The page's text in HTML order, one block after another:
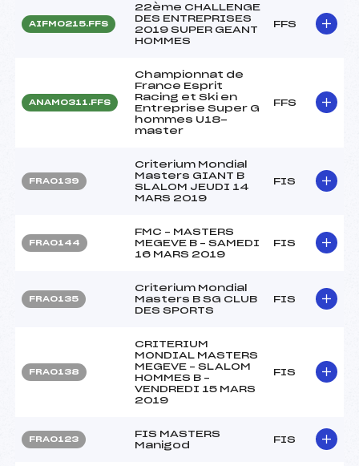
AIFM0215.FFS
22ème CHALLENGE
DES ENTREPRISES
2019 SUPER GEANT
HOMMES
FFS
ANAM0311.FFS
Championnat de
France Esprit
Racing et Ski en
Entreprise Super G
hommes U18-
master
FFS
FRA0139
Criterium Mondial
Masters GIANT B
SLALOM JEUDI 14
MARS 2019
FIS
FRA0144
FMC – MASTERS
MEGEVE B – SAMEDI
16 MARS 2019
FIS
FRA0135
Criterium Mondial
Masters B SG CLUB
DES SPORTS
FIS
FRA0138
CRITERIUM
MONDIAL MASTERS
MEGEVE – SLALOM
HOMMES B –
VENDREDI 15 MARS
2019
FIS
FRA0123
FIS MASTERS
Manigod
FIS